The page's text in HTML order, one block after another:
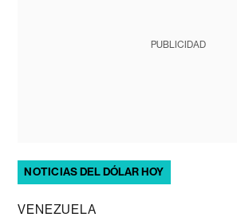
PUBLICIDAD
NOTICIAS DEL DÓLAR HOY
VENEZUELA